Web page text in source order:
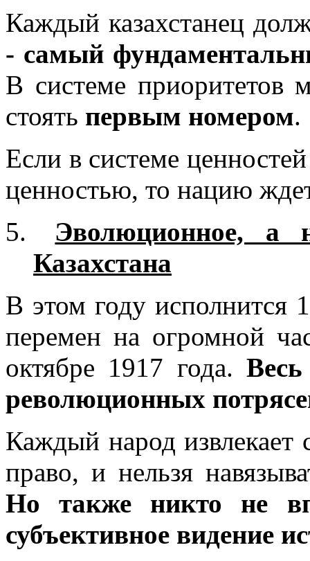
Каждый казахстанец
- самый
В системе приоритетов
стоять первым номером.
Если в системе
ценностью, то нацию
Эволюционное, а
Казахстана
В этом году исполнится
перемен на огромной
октябре 1917 года.
революционных
Каждый народ извлекает
право, и нельзя
Но также никто не
субъективное видение